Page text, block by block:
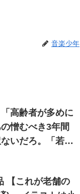
音楽少年
高齢者が多めに
憎むべき3年間
いだろ。「若者
【これが老舗の